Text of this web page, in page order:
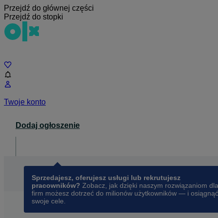
Przejdź do głównej części
Przejdź do stopki
Twoje konto
Dodaj ogłoszenie
Sprzedajesz, oferujesz usługi lub rekrutujesz
pracowników? Zobacz, jak dzięki naszym rozwiązaniom dla
firm możesz dotrzeć do milionów użytkowników — i osiągnąć
swoje cele.